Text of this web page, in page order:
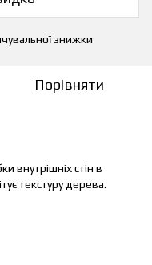
знижки
Порівняти
внутрішніх стін в
текстуру дерева.